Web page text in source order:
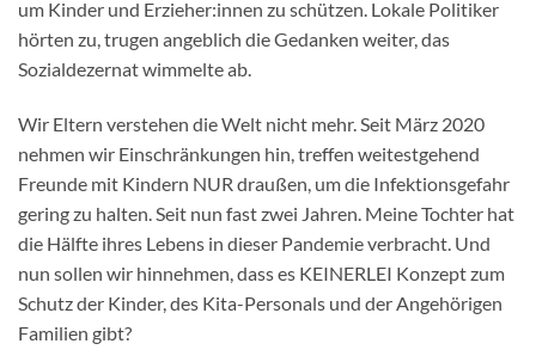
um Kinder und Erzieher:innen zu schützen. Lokale Politiker
hörten zu, trugen angeblich die Gedanken weiter, das
Sozialdezernat wimmelte ab.
Wir Eltern verstehen die Welt nicht mehr. Seit März 2020
nehmen wir Einschränkungen hin, treffen weitestgehend
Freunde mit Kindern NUR draußen, um die Infektionsgefahr
gering zu halten. Seit nun fast zwei Jahren. Meine Tochter hat
die Hälfte ihres Lebens in dieser Pandemie verbracht. Und
nun sollen wir hinnehmen, dass es KEINERLEI Konzept zum
Schutz der Kinder, des Kita-Personals und der Angehörigen
Familien gibt?